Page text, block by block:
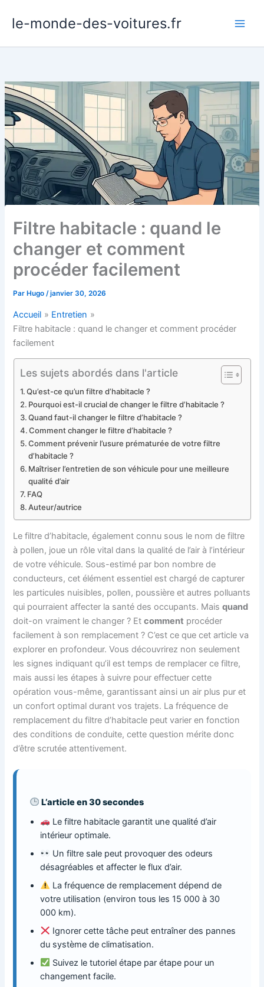
le-monde-des-voitures.fr
Filtre habitacle : quand le
changer et comment
procéder facilement
ParHugo /janvier 30, 2026
Accueil
Entretien
Filtre habitacle : quand le changer et comment procéder
facilement
Les sujets abordés dans l'article
Qu’est-ce qu’un filtre d’habitacle ?
Pourquoi est-il crucial de changer le filtre d’habitacle ?
Quand faut-il changer le filtre d’habitacle ?
Comment changer le filtre d’habitacle ?
Comment prévenir l’usure prématurée de votre filtre
d’habitacle ?
Maîtriser l’entretien de son véhicule pour une meilleure
qualité d’air
FAQ
Auteur/autrice
Le filtre d’habitacle, également connu sous le nom de filtre
à pollen, joue un rôle vital dans la qualité de l’air à l’intérieur
de votre véhicule. Sous-estimé par bon nombre de
conducteurs, cet élément essentiel est chargé de capturer
les particules nuisibles, pollen, poussière et autres polluants
qui pourraient affecter la santé des occupants. Maisquand
doit-on vraiment le changer ? Etcomment procéder
facilement à son remplacement ? C’est ce que cet article va
explorer en profondeur. Vous découvrirez non seulement
les signes indiquant qu’il est temps de remplacer ce filtre,
mais aussi les étapes à suivre pour effectuer cette
opération vous-même, garantissant ainsi un air plus pur et
un confort optimal durant vos trajets. La fréquence de
remplacement du filtre d’habitacle peut varier en fonction
des conditions de conduite, cette question mérite donc
d’être scrutée attentivement.
L’article en 30 secondes
Le filtre habitacle garantit une qualité d’air
intérieur optimale.
Un filtre sale peut provoquer des odeurs
désagréables et affecter le flux d’air.
La fréquence de remplacement dépend de
votre utilisation (environ tous les 15 000 à 30
000 km).
Ignorer cette tâche peut entraîner des pannes
du système de climatisation.
Suivez le tutoriel étape par étape pour un
changement facile.